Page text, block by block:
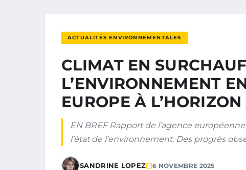
ACTUALITÉS ENVIRONNEMENTALES
CLIMAT EN
L’ENVIRONNEMENT
EUROPE À
EN BREF Rapport de l’agence
l’état de l’environnement. Des progrès
SANDRINE LOPEZ 6 NOVEMBRE 2025